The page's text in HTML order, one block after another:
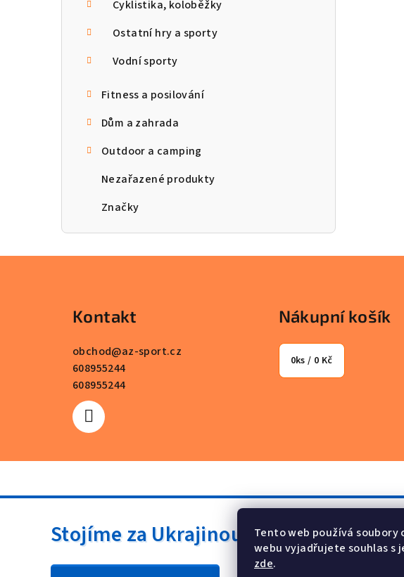
Tento web používá
webu vyjadřujete souhlas s
zde.
Cyklistika, koloběžky
Ostatní hry a sporty
Vodní sporty
Fitness a posilování
Dům a zahrada
Outdoor a camping
Nezařazené produkty
Značky
Kontakt
obchod@az-sport.cz
608955244
608955244
Nákupní košík
0ks / 0 Kč
Stojíme za Ukrajinou ❤️